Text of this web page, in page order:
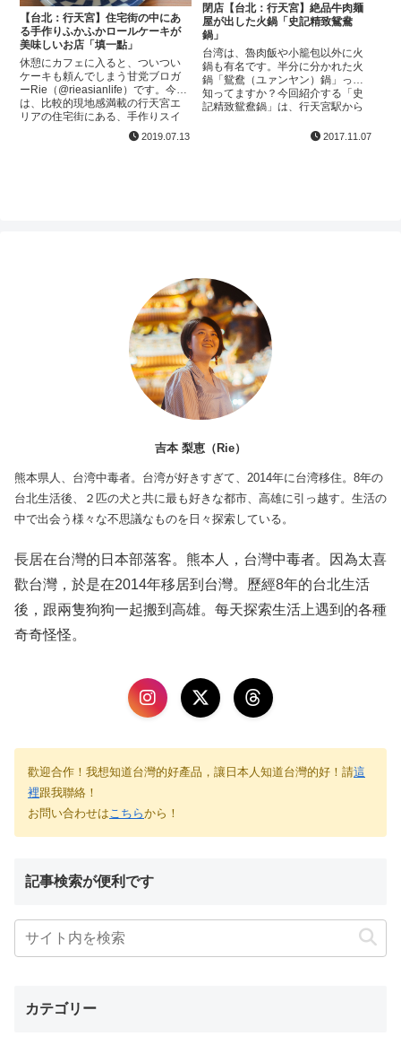
【台北：行天宮】住宅街の中にあ
る手作りふかふかロールケーキが
美味しいお店「填一點」
休憩にカフェに入ると、ついつい
ケーキも頼んでしまう甘党ブロガ
ーRie（@rieasianlife）です。今回
は、比較的現地感満載の行天宮エ
リアの住宅街にある、手作りスイ
ーツ専門店をご紹介します！実は
このエリア、少しずつ新しいショ
2019.07.13
閉店【台北：行天宮】絶品牛肉麺
屋が出した火鍋「史記精致鴛鴦
鍋」
台湾は、魯肉飯や小籠包以外に火
鍋も有名です。半分に分かれた火
鍋「鴛鴦（ユァンヤン）鍋」って
知ってますか？今回紹介する「史
記精致鴛鴦鍋」は、行天宮駅から
なレストランですが、お手頃価格
2017.11.07
吉本 梨恵（Rie）
熊本県人、台湾中毒者。台湾が好きすぎて、2014年に台湾移住。8年の
台北生活後、２匹の犬と共に最も好きな都市、高雄に引っ越す。生活の
中で出会う様々な不思議なものを日々探索している。
長居在台灣的日本部落客。熊本人，台灣中毒者。因為太喜
歡台灣，於是在2014年移居到台灣。歷經8年的台北生活
後，跟兩隻狗狗一起搬到高雄。每天探索生活上遇到的各種
奇奇怪怪。
歡迎合作！我想知道台灣的好產品，讓日本人知道台灣的好！請這
裡跟我聯絡！
お問い合わせはこちらから！
記事検索が便利です
カテゴリー